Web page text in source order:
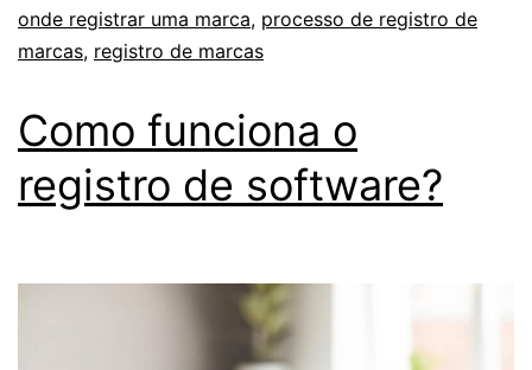
onde registrar uma marca, processo de registro de
marcas, registro de marcas
Como funciona o
registro de software?